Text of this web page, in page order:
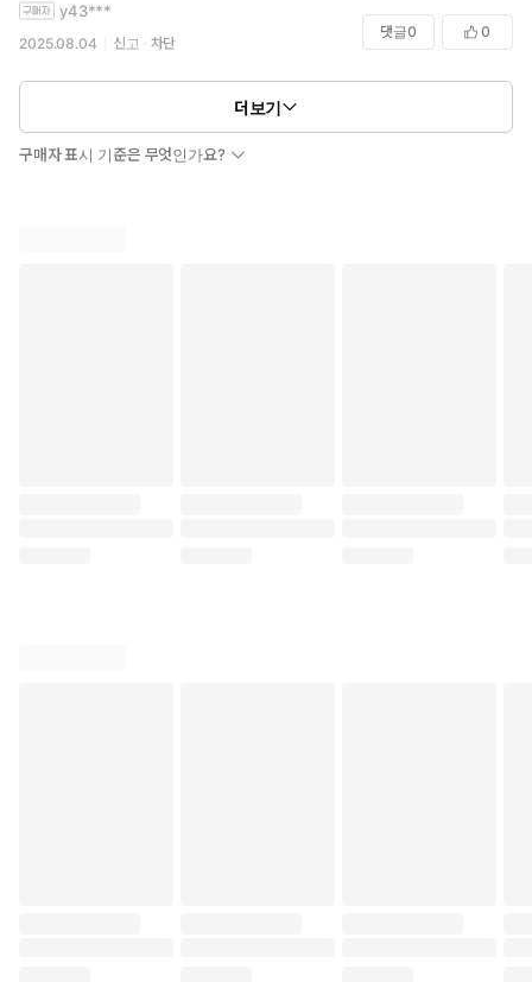
y43***
2025.08.04 신고 차단
댓글0 0
더보기
구매자 표시 기준은 무엇인가요?